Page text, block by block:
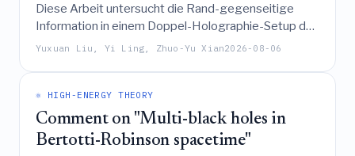
Diese Arbeit untersucht die Rand-gegenseitige
Information in einem Doppel-Holographie-Setup der
AdS3
-Gravitation, gekoppelt an ein flaches
Tensornetzwerke, um einen Phasenübergang
aufzuzeigen und zu demonstrieren, dass
Quantenfelder im Bulk eine negative Korrektur zur
gegenseitigen Information induzieren, wodurch der
Yuxuan Liu, Yi Ling, Zhuo-Yu Xian2026-08-06
⚛️ HIGH-ENERGY THEORY
Comment on "Multi-black holes in
Bertotti-Robinson spacetime"